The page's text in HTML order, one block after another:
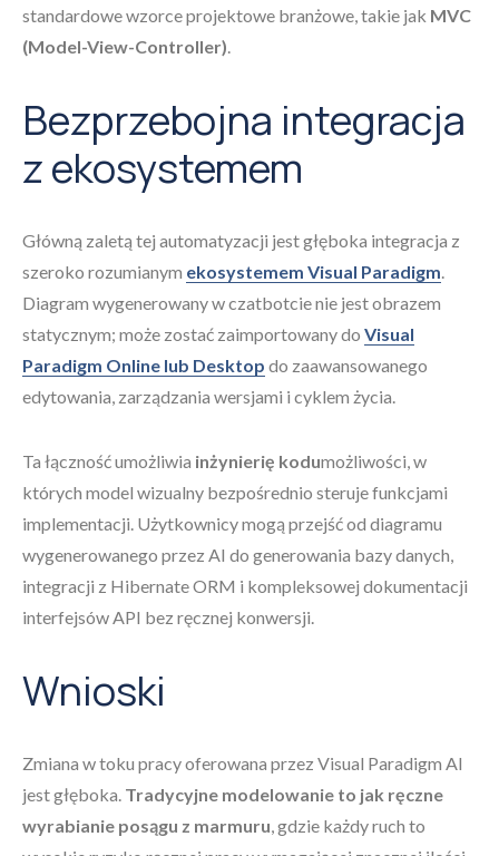
standardowe wzorce projektowe branżowe, takie jak MVC
(Model-View-Controller)
Bezprzebojna integracja
z ekosystemem
Główną zaletą tej automatyzacji jest głęboka integracja z
szeroko rozumianym ekosystemem Visual Paradigm
Diagram wygenerowany w czatbotcie nie jest obrazem
statycznym; może zostać zaimportowany do Visual
Paradigm Online lub Desktop do zaawansowanego
edytowania, zarządzania wersjami i cyklem życia.
Ta łączność umożliwia inżynierię kodumożliwości, w
których model wizualny bezpośrednio steruje funkcjami
implementacji. Użytkownicy mogą przejść od diagramu
wygenerowanego przez AI do generowania bazy danych,
integracji z Hibernate ORM i kompleksowej dokumentacji
interfejsów API bez ręcznej konwersji.
Wnioski
Zmiana w toku pracy oferowana przez Visual Paradigm AI
jest głęboka. Tradycyjne modelowanie to jak ręczne
wyrabianie posągu z marmuru , gdzie każdy ruch to